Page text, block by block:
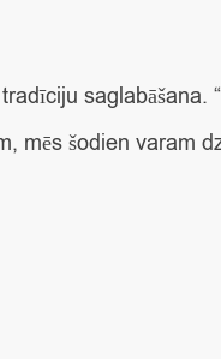
saglabāšana.
mēs šodien varam